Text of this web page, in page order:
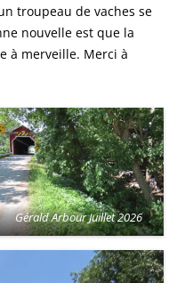
troupeau de vaches se
nouvelle est que la
à merveille. Merci à
Gérald Arbour Juillet 2026